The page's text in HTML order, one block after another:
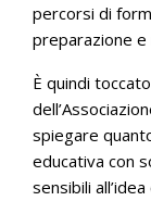
percorsi di
preparazione e
È quindi
spiegare
educativa con
sensibili